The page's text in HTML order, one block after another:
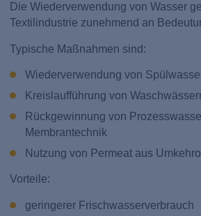
Die Wiederverwendung von Wasser
Textilindustrie zunehmend an
Typische Maßnahmen sind:
Wiederverwendung von
Kreislaufführung von
Rückgewinnung von
Membrantechnik
Nutzung von Permeat aus
Vorteile:
geringerer Frischwasserverbrauch